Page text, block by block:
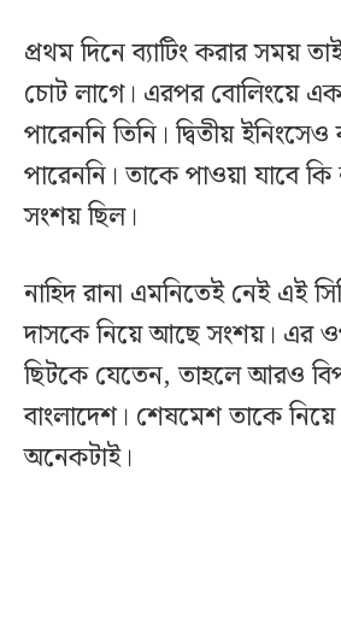
প্রথম দিনে ব্যাটিং করার সময়
চোট লাগে। এরপর বোলিংয়ে
পারেননি তিনি। দ্বিতীয়
পারেননি। তাকে পাওয়া যাবে
সংশয় ছিল।
নাহিদ রানা এমনিতেই নেই এই
দাসকে নিয়ে আছে সংশয়। এর
ছিটকে যেতেন, তাহলে আরও
বাংলাদেশ। শেষমেশ তাকে
অনেকটাই।